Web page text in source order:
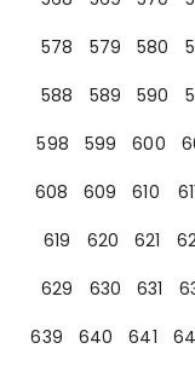
578
579 580
588
589 590
598
599 600
608
609 610
619
620 621
629
630 631
639
640 641